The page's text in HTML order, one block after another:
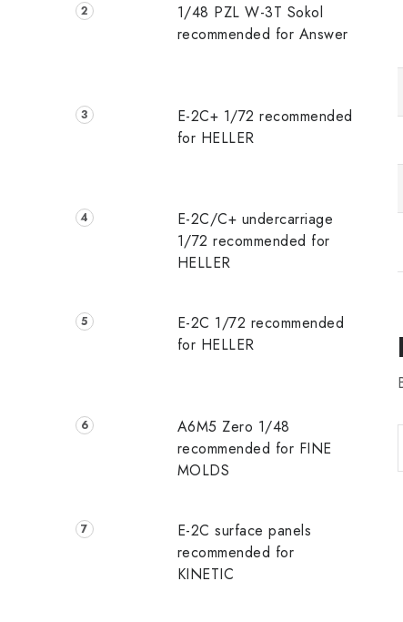
1/48 PZL W-3T Sokol
recommended for Answer
E-2C+ 1/72 recommended
for HELLER
E-2C/C+ undercarriage
1/72 recommended for
HELLER
E-2C 1/72 recommended
for HELLER
A6M5 Zero 1/48
recommended for FINE
MOLDS
E-2C surface panels
recommended for
KINETIC